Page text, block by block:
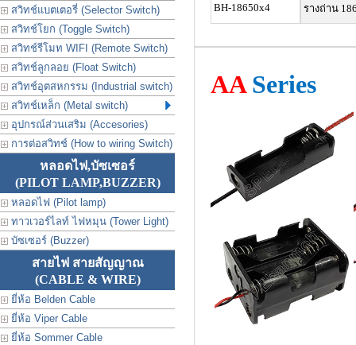
สวิทช์แบตเตอรี่ (Selector Switch)
สวิทช์โยก (Toggle Switch)
สวิทช์รีโมท WIFI (Remote Switch)
สวิทช์ลูกลอย (Float Switch)
สวิทช์อุตสหกรรม (Industrial switch)
สวิทช์เหล็ก (Metal switch)
อุปกรณ์ส่วนเสริม (Accesories)
การต่อสวิทช์ (How to wiring Switch)
หลอดไฟ,บัซเซอร์
(PILOT LAMP,BUZZER)
หลอดไฟ (Pilot lamp)
ทาวเวอร์ไลท์ ไฟหมุน (Tower Light)
บัซเซอร์ (Buzzer)
สายไฟ สายสัญญาณ
(CABLE & WIRE)
ยี่ห้อ Belden Cable
ยี่ห้อ Viper Cable
ยี่ห้อ Sommer Cable
BH-18650x4 รางถ่าน
AASeries